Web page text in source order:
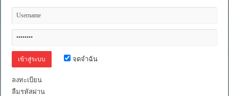
5.1
[บรรยาย
+
จดจำฉัน
ลงทะเบียน
ลืมรหัสผ่าน